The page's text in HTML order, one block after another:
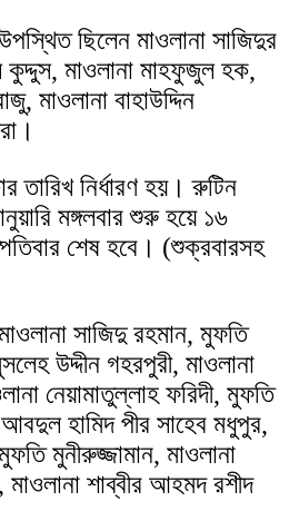
ছিলেন মাওলানা সাজিদুর
মাওলানা মাহফুজুল হক,
মাওলানা বাহাউদ্দিন
তারিখ নির্ধারণ হয়। রুটিন
মঙ্গলবার শুরু হয়ে ১৬
শেষ হবে। (শুক্রবারসহ
সাজিদু রহমান, মুফতি
উদ্দীন গহরপুরী, মাওলানা
নেয়ামাতুল্লাহ ফরিদী, মুফতি
হামিদ পীর সাহেব মধুপুর,
মুনীরুজ্জামান, মাওলানা
শাব্বীর আহমদ রশীদ